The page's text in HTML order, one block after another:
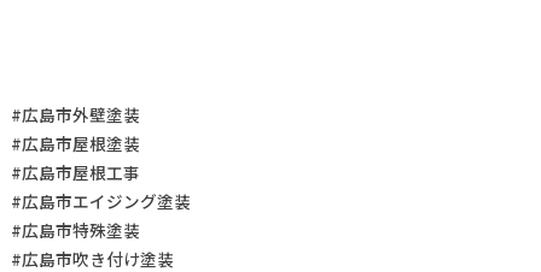
#広島市外壁塗装
#広島市屋根塗装
#広島市屋根工事
#広島市エイジング塗装
#広島市特殊塗装
#広島市吹き付け塗装